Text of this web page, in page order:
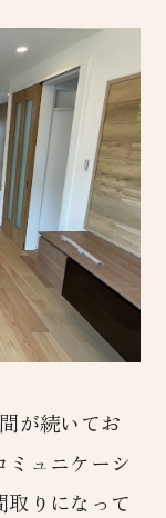
が続いてお
ミュニケーシ
取りになって